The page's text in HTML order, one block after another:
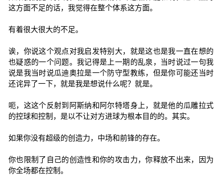
这方面不足的话，我觉得在整个体系这方面。
有着很大很大的不足。
诶，你说这个观点对我启发特别大，就是这也是我一直在想的
也疑惑的一个问题。我记得是上一期的乱泉，当时说过一句我
说是我当时说瓜迪奥拉是一个防守型教练，但是你可能还当时
还诧异了一下，就是我是想说什么呢？就是。
呃，这这个反射到阿斯纳和阿尔特塔身上，就是他的瓜雕拉式
的控球和控制，是以不让对方进球为根本目的的。其实。
如果你没有超级的创造力，中场和前锋的存在。
你也限制了自己的创造性和你的攻击力，你释放不出来，因为
你全场都在控制。